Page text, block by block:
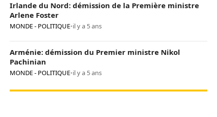
Irlande du Nord: démission de la Première ministre
Arlene Foster
MONDE - POLITIQUE•il y a 5 ans
Arménie: démission du Premier ministre Nikol
Pachinian
MONDE - POLITIQUE•il y a 5 ans